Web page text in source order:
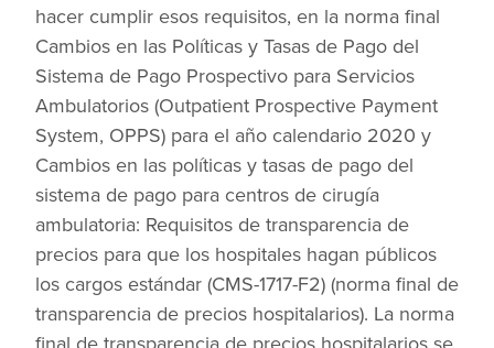
hacer cumplir esos requisitos, en la norma final
Cambios en las Políticas y Tasas de Pago del
Sistema de Pago Prospectivo para Servicios
Ambulatorios (Outpatient Prospective Payment
System, OPPS) para el año calendario 2020 y
Cambios en las políticas y tasas de pago del
sistema de pago para centros de cirugía
ambulatoria: Requisitos de transparencia de
precios para que los hospitales hagan públicos
los cargos estándar (CMS-1717-F2) (norma final de
transparencia de precios hospitalarios). La norma